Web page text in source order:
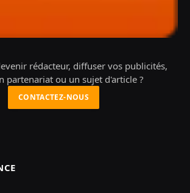
rédacteur, diffuser vos publicités,
partenariat ou un sujet d'article ?
CONTACTEZ-NOUS